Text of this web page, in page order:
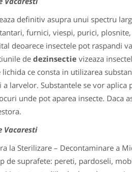
definitiv asupra unui spectru
furnici, viespi, purici,
deoarece insectele pot raspandi
de dezinsectievizeaza
ce consta in utilizarea
a larvelor. Substantele se vor
unde pot aparea insecte. Daca
Vacaresti
la Sterilizare – Decontaminare a
de suprafete: pereti, pardoseli,